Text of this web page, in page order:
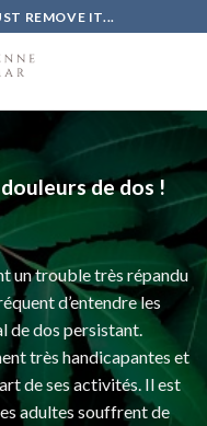
REMOVE IT...
de dos !
un trouble très répandu
d’entendre les
de dos persistant.
très handicapantes et
de ses activités. Il est
adultes souffrent de